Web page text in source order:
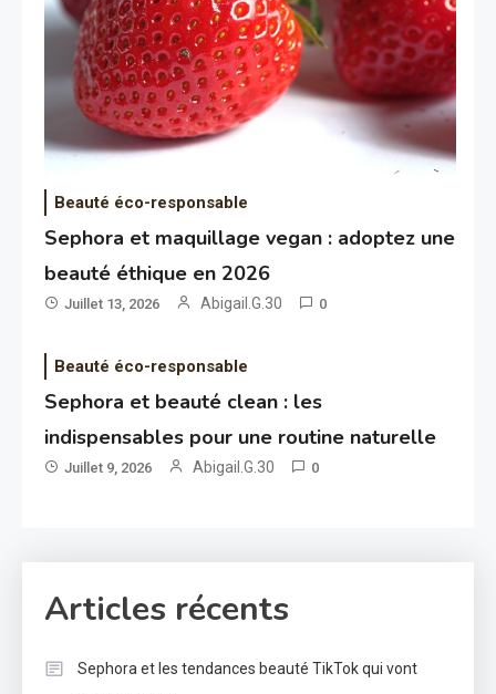
Beauté éco-responsable
Sephora et maquillage vegan : adoptez une
beauté éthique en 2026
Juillet 13, 2026 Abigail.G.30 0
Beauté éco-responsable
Sephora et beauté clean : les
indispensables pour une routine naturelle
Juillet 9, 2026 Abigail.G.30 0
Articles récents
Sephora et les tendances beauté TikTok qui vont